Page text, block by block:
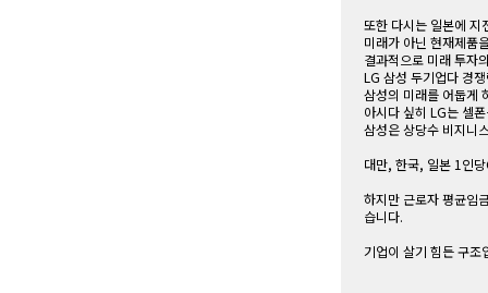
또한 다시는 일본에 지
미래가 아닌 현재제품
결과적으로 미래 투자
LG 삼성 두기업다 경
삼성의 미래를 어둡게
아시다 싶히 LG는 셀
삼성은 상당수 비지니
대만, 한국, 일본 1인
하지만 근로자 평균임
습니다.
기업이 살기 힘든 구조